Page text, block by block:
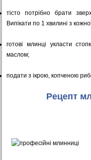
тісто потрібно брати
Випікати по 1 хвилині з
готові млинці укласти
маслом;
подати з ікрою, копченою
Рецепт